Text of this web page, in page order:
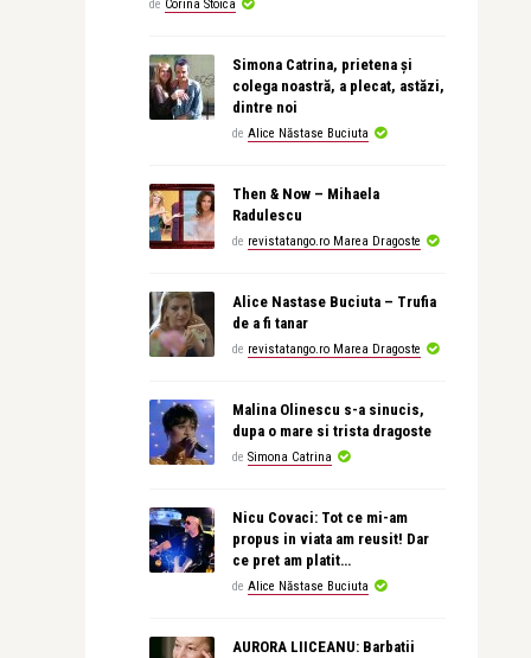
de Corina Stoica
Simona Catrina, prietena și
colega noastră, a plecat, astăzi,
dintre noi
de Alice Năstase Buciuta
Then & Now – Mihaela
Radulescu
de revistatango.ro Marea Dragoste
Alice Nastase Buciuta – Trufia
de a fi tanar
de revistatango.ro Marea Dragoste
Malina Olinescu s-a sinucis,
dupa o mare si trista dragoste
de Simona Catrina
Nicu Covaci: Tot ce mi-am
propus in viata am reusit! Dar
ce pret am platit…
de Alice Năstase Buciuta
AURORA LIICEANU: Barbatii